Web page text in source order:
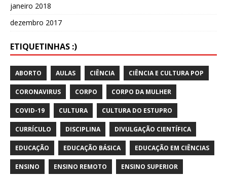
janeiro 2018
dezembro 2017
ETIQUETINHAS :)
ABORTO AULAS CIÊNCIA CIÊNCIA E CULTURA POP
CORONAVIRUS CORPO CORPO DA MULHER
COVID-19 CULTURA CULTURA DO ESTUPRO
CURRÍCULO DISCIPLINA DIVULGAÇÃO CIENTÍFICA
EDUCAÇÃO EDUCAÇÃO BÁSICA EDUCAÇÃO EM CIÊNCIAS
ENSINO ENSINO REMOTO ENSINO SUPERIOR